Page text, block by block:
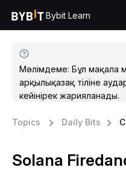
Bybit Learn
Мәлімдеме: Бұл мақала
арқылықазақ тіліне
кейінірек жарияланады.
Topics Daily Bits
Solana